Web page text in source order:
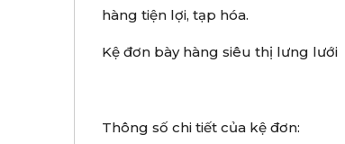
hàng tiện lợi, tạp hóa.
Kệ đơn bày hàng siêu thị lưng lưới
Thông số chi tiết của kệ đơn: